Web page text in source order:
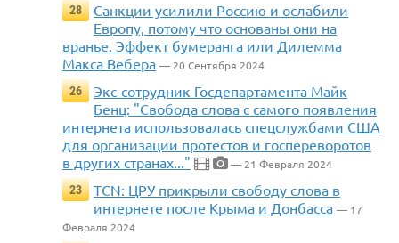
28
Санкции усилили Россию и ослабили
Европу, потому что основаны они на
вранье. Эффект бумеранга или Дилемма
Макса Вебера — 20 Сентября 2024
26
Экс-сотрудник Госдепартамента Майк
Бенц: "Свобода слова с самого появления
интернета использовалась спецслужбами США
для организации протестов и госпереворотов
в других странах..."
— 21 Февраля 2024
23
TCN: ЦРУ прикрыли свободу слова в
интернете после Крыма и Донбасса — 17
Февраля 2024